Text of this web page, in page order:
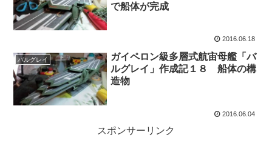
で船体が完成
2016.06.18
バルグレイ
ガイペロン級多層式航宙母艦「バ
ルグレイ」作成記１８ 船体の構
造物
2016.06.04
スポンサーリンク